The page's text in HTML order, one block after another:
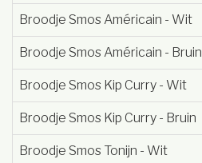
Broodje Smos Américain - Wit
Broodje Smos Américain - Bruin
Broodje Smos Kip Curry - Wit
Broodje Smos Kip Curry - Bruin
Broodje Smos Tonijn - Wit